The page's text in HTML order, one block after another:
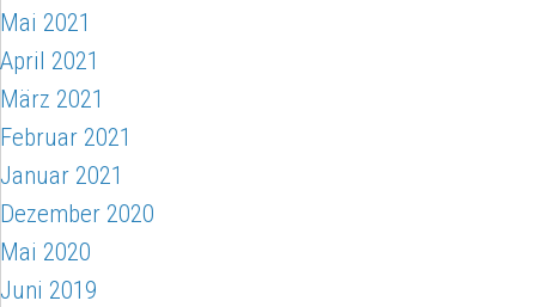
Mai 2021
April 2021
März 2021
Februar 2021
Januar 2021
Dezember 2020
Mai 2020
Juni 2019